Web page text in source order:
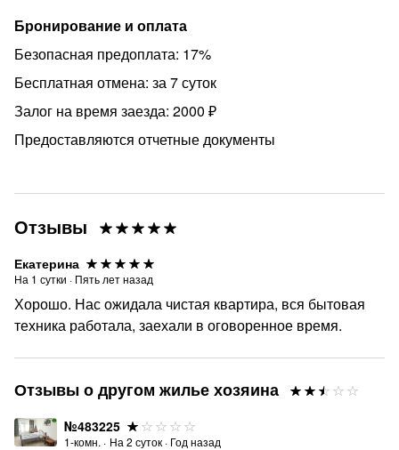
Бронирование и оплата
Безопасная предоплата: 17%
Бесплатная отмена: за 7 суток
Залог на время заезда: 2000 ₽
Предоставляются отчетные документы
Отзывы
Екатерина
На 1 сутки · Пять лет назад
Хорошо. Нас ожидала чистая квартира, вся бытовая
техника работала, заехали в оговоренное время.
Отзывы о другом жилье хозяина
№483225
1-комн. · На 2 суток · Год назад